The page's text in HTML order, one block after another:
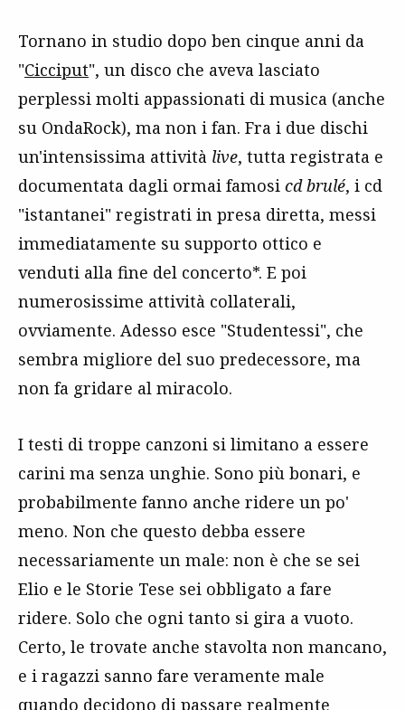
Tornano in studio dopo ben cinque anni da
"Cicciput", un disco che aveva lasciato
perplessi molti appassionati di musica (anche
su OndaRock), ma non i fan. Fra i due dischi
un'intensissima attività live, tutta registrata e
documentata dagli ormai famosi cd brulé, i cd
"istantanei" registrati in presa diretta, messi
immediatamente su supporto ottico e
venduti alla fine del concerto*. E poi
numerosissime attività collaterali,
ovviamente. Adesso esce "Studentessi", che
sembra migliore del suo predecessore, ma
non fa gridare al miracolo.
I testi di troppe canzoni si limitano a essere
carini ma senza unghie. Sono più bonari, e
probabilmente fanno anche ridere un po'
meno. Non che questo debba essere
necessariamente un male: non è che se sei
Elio e le Storie Tese sei obbligato a fare
ridere. Solo che ogni tanto si gira a vuoto.
Certo, le trovate anche stavolta non mancano,
e i ragazzi sanno fare veramente male
quando decidono di passare realmente